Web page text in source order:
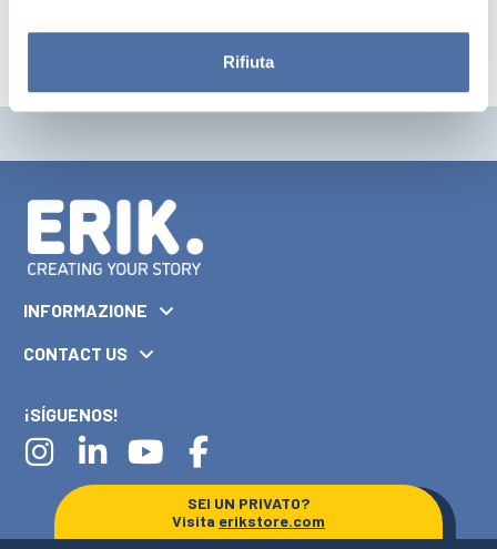
Rifiuta
INFORMAZIONE
CONTACT US
¡SÍGUENOS!
SEI UN PRIVATO?
Visita erikstore.com